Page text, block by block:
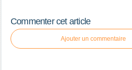
Commenter cet article
Ajouter un commentaire